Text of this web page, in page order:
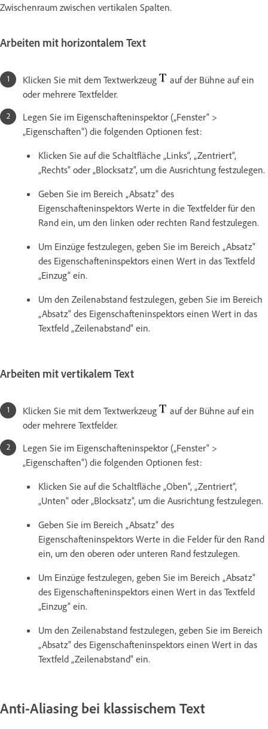
Zwischenraum zwischen vertikalen Spalten.
Arbeiten mit horizontalem Text
Klicken Sie mit dem Textwerkzeug
auf der Bühne auf ein
oder mehrere Textfelder.
Legen Sie im Eigenschafteninspektor („Fenster“ >
„Eigenschaften“) die folgenden Optionen fest:
Klicken Sie auf die Schaltfläche „Links“, „Zentriert“,
„Rechts“ oder „Blocksatz“, um die Ausrichtung festzulegen.
Geben Sie im Bereich „Absatz“ des
Eigenschafteninspektors Werte in die Textfelder für den
Rand ein, um den linken oder rechten Rand festzulegen.
Um Einzüge festzulegen, geben Sie im Bereich „Absatz“
des Eigenschafteninspektors einen Wert in das Textfeld
„Einzug“ ein.
Um den Zeilenabstand festzulegen, geben Sie im Bereich
„Absatz“ des Eigenschafteninspektors einen Wert in das
Textfeld „Zeilenabstand“ ein.
Arbeiten mit vertikalem Text
Klicken Sie mit dem Textwerkzeug
auf der Bühne auf ein
oder mehrere Textfelder.
Legen Sie im Eigenschafteninspektor („Fenster“ >
„Eigenschaften“) die folgenden Optionen fest:
Klicken Sie auf die Schaltfläche „Oben“, „Zentriert“,
„Unten“ oder „Blocksatz“, um die Ausrichtung festzulegen.
Geben Sie im Bereich „Absatz“ des
Eigenschafteninspektors Werte in die Felder für den Rand
ein, um den oberen oder unteren Rand festzulegen.
Um Einzüge festzulegen, geben Sie im Bereich „Absatz“
des Eigenschafteninspektors einen Wert in das Textfeld
„Einzug“ ein.
Um den Zeilenabstand festzulegen, geben Sie im Bereich
„Absatz“ des Eigenschafteninspektors einen Wert in das
Textfeld „Zeilenabstand“ ein.
Anti-Aliasing bei klassischem Text